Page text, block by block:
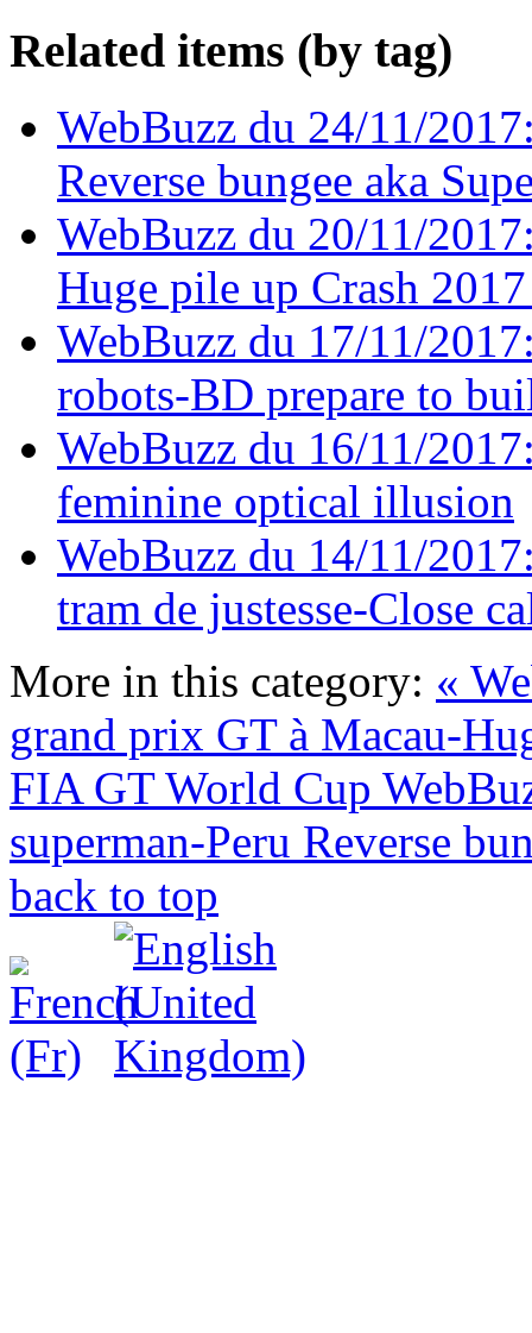
Related items (by tag)
WebBuzz du 24/11/
Reverse bungee aka
WebBuzz du 20/11/
Huge pile up Crash
WebBuzz du 17/11/
robots-BD prepare to
WebBuzz du 16/11/
feminine optical illusion
WebBuzz du 14/11/
tram de justesse-Close
More in this category: «
grand prix GT à Macau-
FIA GT World Cup
superman-Peru Reverse
back to top